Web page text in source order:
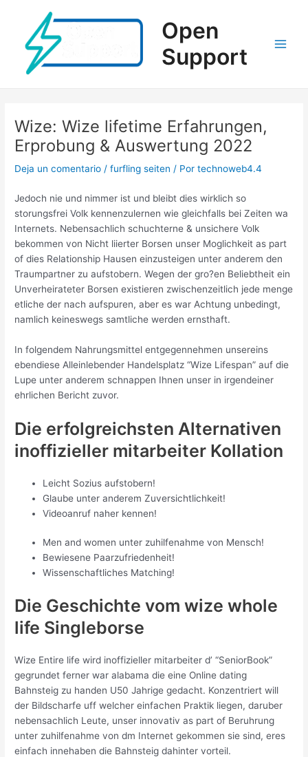
contenido
Open
Support
Wize: Wize lifetime Erfahrungen,
Erprobung & Auswertung 2022
Deja un comentario /furfling seiten / Portechnoweb4.4
Jedoch nie und nimmer ist und bleibt dies wirklich so
storungsfrei Volk kennenzulernen wie gleichfalls bei Zeiten wa
Internets. Nebensachlich schuchterne & unsichere Volk
bekommen von Nicht liierter Borsen unser Moglichkeit as part
of dies Relationship Hausen einzusteigen unter anderem den
Traumpartner zu aufstobern. Wegen der gro?en Beliebtheit ein
Unverheirateter Borsen existieren zwischenzeitlich jede menge
etliche der nach aufspuren, aber es war Achtung unbedingt,
namlich keineswegs samtliche werden ernsthaft.
In folgendem Nahrungsmittel entgegennehmen unsereins
ebendiese Alleinlebender Handelsplatz “Wize Lifespan” auf die
Lupe unter anderem schnappen Ihnen unser in irgendeiner
ehrlichen Bericht zuvor.
Die erfolgreichsten Alternativen
inoffizieller mitarbeiter Kollation
Leicht Sozius aufstobern!
Glaube unter anderem Zuversichtlichkeit!
Videoanruf naher kennen!
Men and women unter zuhilfenahme von Mensch!
Bewiesene Paarzufriedenheit!
Wissenschaftliches Matching!
Die Geschichte vom wize whole
life Singleborse
Wize Entire life wird inoffizieller mitarbeiter d’ “SeniorBook”
gegrundet ferner war alabama die eine Online dating
Bahnsteig zu handen U50 Jahrige gedacht. Konzentriert will
der Bildscharfe uff welcher einfachen Praktik liegen, daruber
nebensachlich Leute, unser innovativ as part of Beruhrung
unter zuhilfenahme von dm Internet gekommen sie sind, eres
einfach innehaben die Bahnsteig dahinter vorteil.